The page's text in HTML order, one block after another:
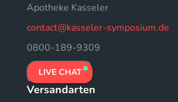
Apotheke Kasseler
contact@kasseler-symposium.de
0800-189-9309
LIVE CHAT
Versandarten